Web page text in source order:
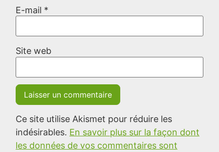
E-mail *
Site web
Ce site utilise Akismet pour réduire les
indésirables. En savoir plus sur la façon dont
les données de vos commentaires sont